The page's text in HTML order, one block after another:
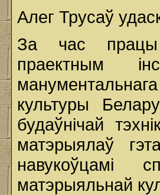
Алег Трусаў
За час працы
праектным
культуры
будаўнічай
матэрыялаў
навукоўцамі
матэрыяльнай